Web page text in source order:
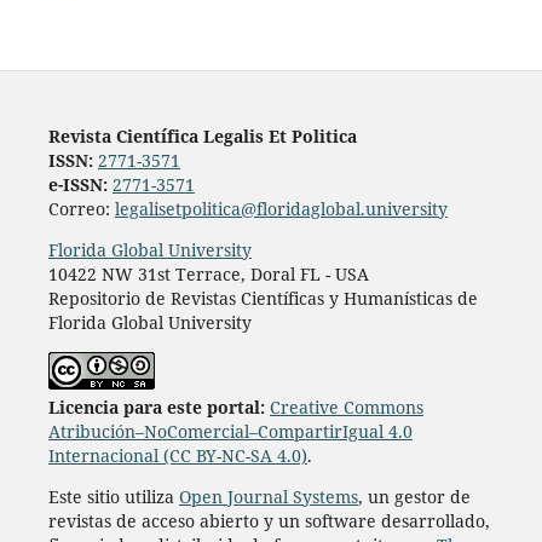
Revista Científica Legalis Et Politica
ISSN: 2771-3571
e-ISSN: 2771-3571
Correo: legalisetpolitica@floridaglobal.university
Florida Global University
10422 NW 31st Terrace, Doral FL - USA
Repositorio de Revistas Científicas y Humanísticas de
Florida Global University
Licencia para este portal: Creative Commons
Atribución–NoComercial–CompartirIgual 4.0
Internacional (CC BY-NC-SA 4.0).
Este sitio utiliza Open Journal Systems, un gestor de
revistas de acceso abierto y un software desarrollado,